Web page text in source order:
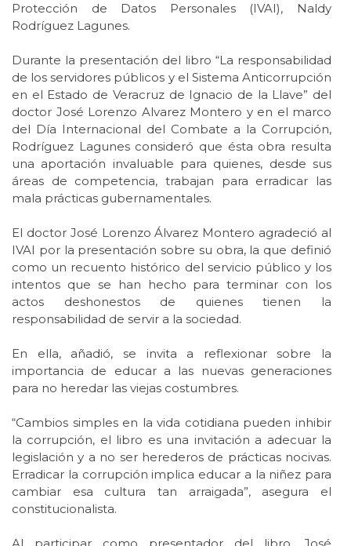
Protección de Datos Personales (IVAI), Naldy
Rodríguez Lagunes.
Durante la presentación del libro “La responsabilidad
de los servidores públicos y el Sistema Anticorrupción
en el Estado de Veracruz de Ignacio de la Llave” del
doctor José Lorenzo Alvarez Montero y en el marco
del Día Internacional del Combate a la Corrupción,
Rodríguez Lagunes consideró que ésta obra resulta
una aportación invaluable para quienes, desde sus
áreas de competencia, trabajan para erradicar las
mala prácticas gubernamentales.
El doctor José Lorenzo Álvarez Montero agradeció al
IVAI por la presentación sobre su obra, la que definió
como un recuento histórico del servicio público y los
intentos que se han hecho para terminar con los
actos deshonestos de quienes tienen la
responsabilidad de servir a la sociedad.
En ella, añadió, se invita a reflexionar sobre la
importancia de educar a las nuevas generaciones
para no heredar las viejas costumbres.
“Cambios simples en la vida cotidiana pueden inhibir
la corrupción, el libro es una invitación a adecuar la
legislación y a no ser herederos de prácticas nocivas.
Erradicar la corrupción implica educar a la niñez para
cambiar esa cultura tan arraigada”, asegura el
constitucionalista.